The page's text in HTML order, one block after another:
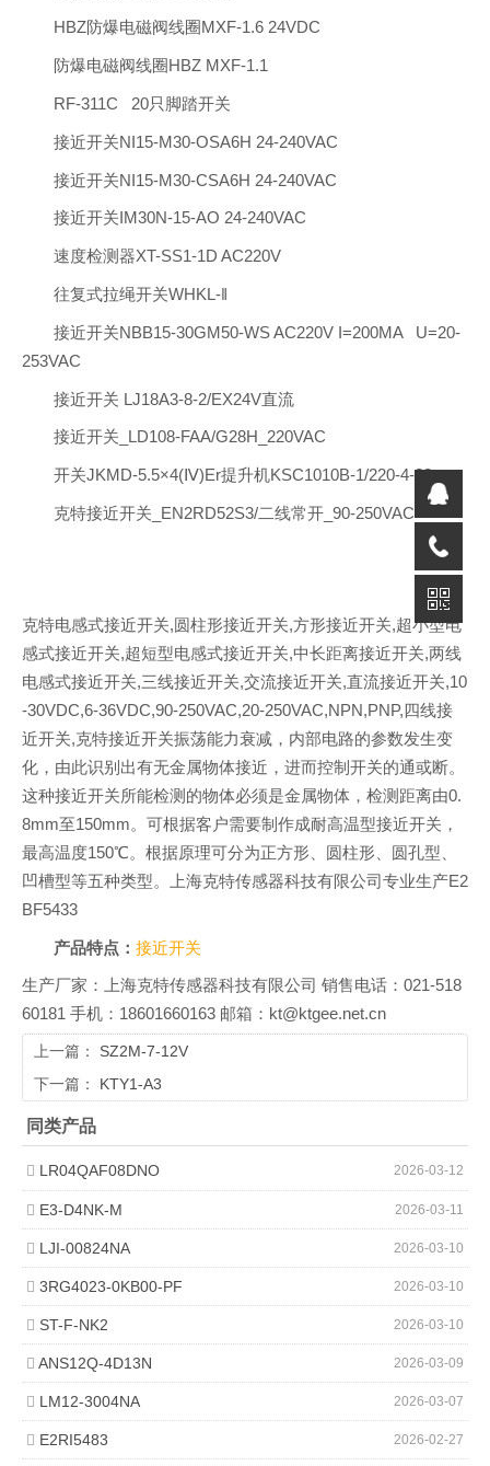
HBZ防爆电磁阀线圈MXF-1.6 24VDC
防爆电磁阀线圈HBZ MXF-1.1
RF-311C 20只脚踏开关
接近开关NI15-M30-OSA6H 24-240VAC
接近开关NI15-M30-CSA6H 24-240VAC
接近开关IM30N-15-AO 24-240VAC
速度检测器XT-SS1-1D AC220V
往复式拉绳开关WHKL-‖
接近开关NBB15-30GM50-WS AC220V I=200MA U=20-
253VAC
接近开关 LJ18A3-8-2/EX24V直流
接近开关_LD108-FAA/G28H_220VAC
开关JKMD-5.5×4(Ⅳ)Er提升机KSC1010B-1/220-4-22
克特接近开关_EN2RD52S3/二线常开_90-250VAC
克特电感式接近开关,圆柱形接近开关,方形接近开关,超小型电
感式接近开关,超短型电感式接近开关,中长距离接近开关,两线
电感式接近开关,三线接近开关,交流接近开关,直流接近开关,10
-30VDC,6-36VDC,90-250VAC,20-250VAC,NPN,PNP,四线接
近开关,克特接近开关振荡能力衰减，内部电路的参数发生变
化，由此识别出有无金属物体接近，进而控制开关的通或断。
这种接近开关所能检测的物体必须是金属物体，检测距离由0.
8mm至150mm。可根据客户需要制作成耐高温型接近开关，
最高温度150℃。根据原理可分为正方形、圆柱形、圆孔型、
凹槽型等五种类型。上海克特传感器科技有限公司专业生产E2
BF5433
产品特点：接近开关
生产厂家：上海克特传感器科技有限公司 销售电话：021-518
60181 手机：18601660163 邮箱：kt@ktgee.net.cn
上一篇： SZ2M-7-12V
下一篇： KTY1-A3
同类产品
2026-03-12
LR04QAF08DNO
2026-03-11
E3-D4NK-M
2026-03-10
LJI-00824NA
2026-03-10
3RG4023-0KB00-PF
2026-03-10
ST-F-NK2
2026-03-09
ANS12Q-4D13N
2026-03-07
LM12-3004NA
2026-02-27
E2RI5483